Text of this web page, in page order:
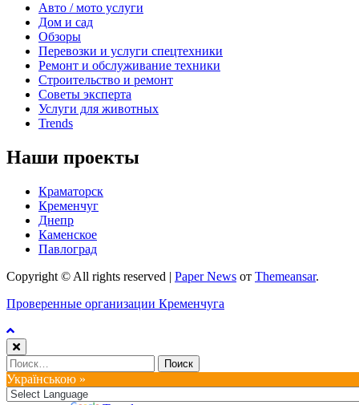
Авто / мото услуги
Дом и сад
Обзоры
Перевозки и услуги спецтехники
Ремонт и обслуживание техники
Строительство и ремонт
Советы эксперта
Услуги для животных
Trends
Наши проекты
Краматорск
Кременчуг
Днепр
Каменское
Павлоград
Copyright © All rights reserved | Paper News от Themeansar.
Проверенные организации Кременчуга
Найти:
Українською »